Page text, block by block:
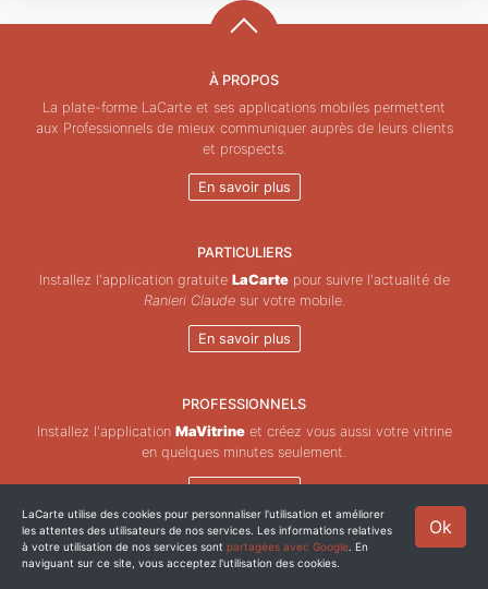
À PROPOS
La plate-forme LaCarte et ses applications mobiles permettent
aux Professionnels de mieux communiquer auprès de leurs clients
et prospects.
En savoir plus
PARTICULIERS
Installez l'application gratuite LaCartepour suivre l'actualité de
Ranieri Claudesur votre mobile.
En savoir plus
PROFESSIONNELS
Installez l'application MaVitrineet créez vous aussi votre vitrine
en quelques minutes seulement.
En savoir plus
Copyright © ZeMAP 2026 - Tous droits réservés. Ok
LaCarte utilise des cookies pour personnaliser l'utilisation et améliorer
les attentes des utilisateurs de nos services. Les informations relatives
à votre utilisation de nos services sont partagées avec Google . En
naviguant sur ce site, vous acceptez l'utilisation des cookies.